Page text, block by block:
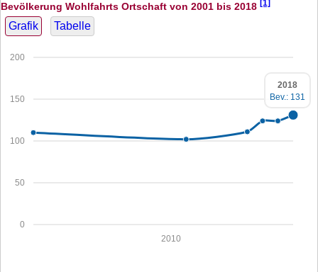
Bevölkerung Wohlfahrts Ortschaft von 2001 bis 2018 [1]
Grafik Tabelle
0
50
100
150
200
2010
2018
Bev.: 131